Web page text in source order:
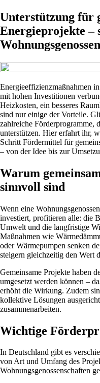
Unterstützung für
Energieprojekte –
Energieeffizienzmaßnahmen
mit hohen Investitionen
Heizkosten, ein besseres
sind nur einige der Vorteile.
zahlreiche Förderprogramme,
unterstützen. Hier erfahrt ihr,
Schritt Fördermittel für
– von der Idee bis zur
Warum
sinnvoll sind
Wenn eine
investiert, profitieren alle: die
Umwelt und die langfristige
Maßnahmen wie
oder Wärmepumpen senken
steigern gleichzeitig den Wert
Gemeinsame Projekte haben
umgesetzt werden können –
erhöht die Wirkung. Zudem
kollektive Lösungen
zusammenarbeiten.
Wichtige
In Deutschland gibt es
von Art und Umfang des
Wohnungsgenossenschaften